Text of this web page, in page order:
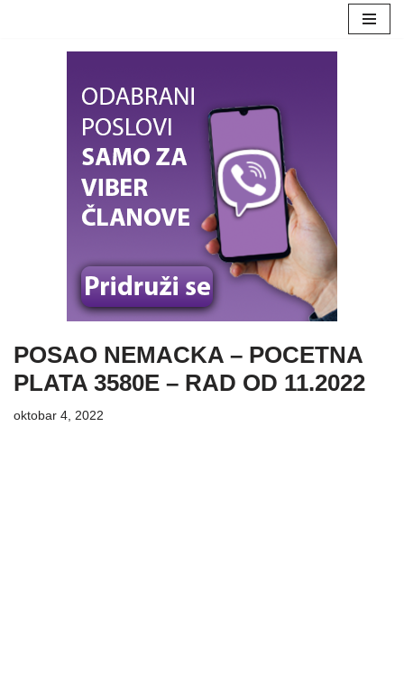
POSAO NEMACKA – POCETNA
PLATA 3580E – RAD OD 11.2022
oktobar 4, 2022